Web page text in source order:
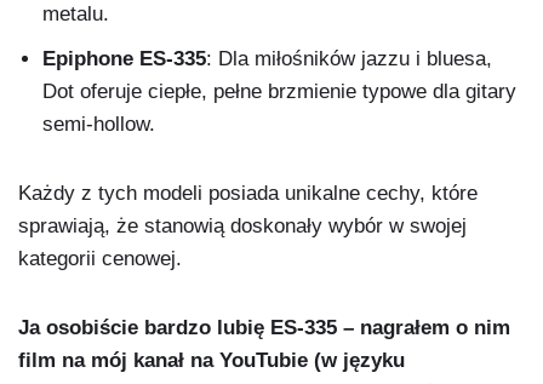
metalu.
Epiphone ES-335: Dla miłośników jazzu i bluesa,
Dot oferuje ciepłe, pełne brzmienie typowe dla gitary
semi-hollow.
Każdy z tych modeli posiada unikalne cechy, które
sprawiają, że stanowią doskonały wybór w swojej
kategorii cenowej.
Ja osobiście bardzo lubię ES-335 – nagrałem o nim
film na mój kanał na YouTubie (w języku